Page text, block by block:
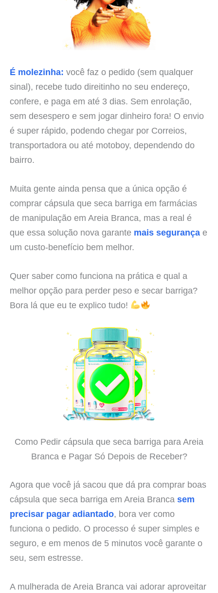
É molezinha: você faz o pedido (sem qualquer
sinal), recebe tudo direitinho no seu endereço,
confere, e paga em até 3 dias. Sem enrolação,
sem desespero e sem jogar dinheiro fora! O envio
é super rápido, podendo chegar por Correios,
transportadora ou até motoboy, dependendo do
bairro.
Muita gente ainda pensa que a única opção é
comprar cápsula que seca barriga em farmácias
de manipulação em Areia Branca, mas a real é
que essa solução nova garante mais segurança e
um custo-benefício bem melhor.
Quer saber como funciona na prática e qual a
melhor opção para perder peso e secar barriga?
Bora lá que eu te explico tudo!
Como Pedir cápsula que seca barriga para Areia
Branca e Pagar Só Depois de Receber?
Agora que você já sacou que dá pra comprar boas
cápsula que seca barriga em Areia Branca sem
precisar pagar adiantado, bora ver como
funciona o pedido. O processo é super simples e
seguro, e em menos de 5 minutos você garante o
seu, sem estresse.
A mulherada de Areia Branca vai adorar aproveitar